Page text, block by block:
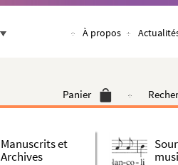
À propos
Panier
Manuscrits et
Archives